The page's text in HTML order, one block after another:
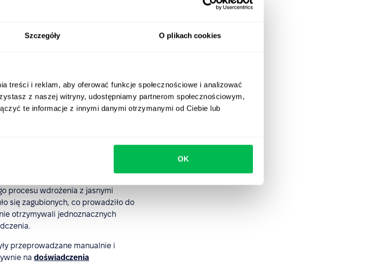
Szczegóły O plikach cookies
treści i reklam, aby oferować funkcje społecznościowe i analizować
z naszej witryny, udostępniamy partnerom społecznościowym,
te informacje z innymi danymi otrzymanymi od Ciebie lub
OK
się z wieloma wyzwaniami w
do nieefektywności oraz opóźnień.
zadaniach administracyjnych niż
procesu wdrożenia z jasnymi
się zagubionych, co prowadziło do
otrzymywali jednoznacznych
przeprowadzane manualnie i
na doświadczenia